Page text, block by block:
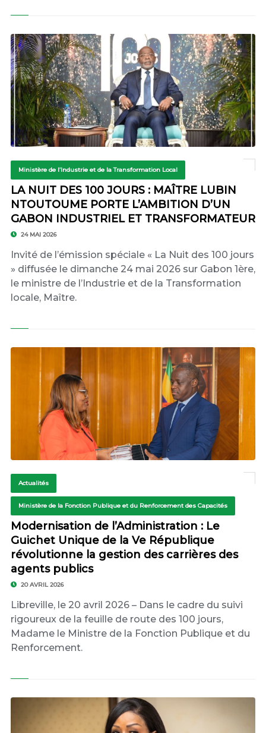
Ministère de l’Industrie et de la Transformation Local
LA NUIT DES 100 JOURS : MAÎTRE LUBIN
NTOUTOUME PORTE L’AMBITION D’UN
GABON INDUSTRIEL ET TRANSFORMATEUR
24 MAI 2026
Invité de l’émission spéciale « La Nuit des 100 jours
» diffusée le dimanche 24 mai 2026 sur Gabon 1ère,
le ministre de l’Industrie et de la Transformation
locale, Maître.
Actualités
Ministère de la Fonction Publique et du Renforcement des Capacités
Modernisation de l’Administration : Le
Guichet Unique de la Ve République
révolutionne la gestion des carrières des
agents publics
20 AVRIL 2026
Libreville, le 20 avril 2026 – Dans le cadre du suivi
rigoureux de la feuille de route des 100 jours,
Madame le Ministre de la Fonction Publique et du
Renforcement.